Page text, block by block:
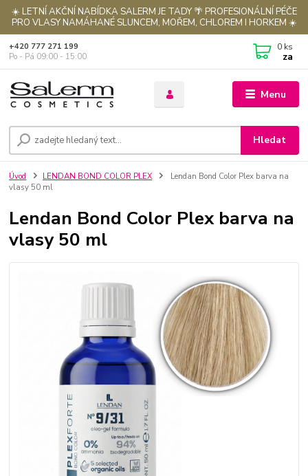
☀️ LETNÍ AKČNÍ NABÍDKA SALERM JE TADY 🌴 PROFESIONÁLNÍ PÉČE
PRO VLASY NAMÁHANÉ SLUNCEM, MOŘEM, CHLOREM I HORKEM ☀️
Menu
Hledat
+420 777 271 199
Po - Pá 09:00 - 15:00
0 ks
za
Úvod LENDAN BOND COLOR PLEX
Lendan Bond Color Plex barva na
vlasy 50 ml
Lendan Bond Color Plex barva na
vlasy 50 ml